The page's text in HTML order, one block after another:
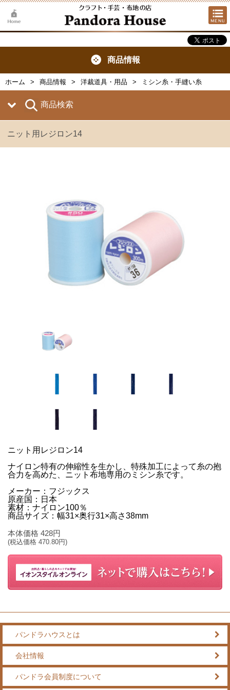
商品情報
ホーム 商品情報 洋裁道具・用品 ミシン糸・手縫い糸
商品検索
ニット用レジロン14
ニット用レジロン14
ナイロン特有の伸縮性を生かし、特殊加工によって糸の抱
合力を高めた、ニット布地専用のミシン糸です。
メーカー：フジックス
原産国：日本
素材：ナイロン100％
商品サイズ：幅31×奥行31×高さ38mm
本体価格 428円
(税込価格 470.80円)
パンドラハウスとは
会社情報
パンドラ会員制度について